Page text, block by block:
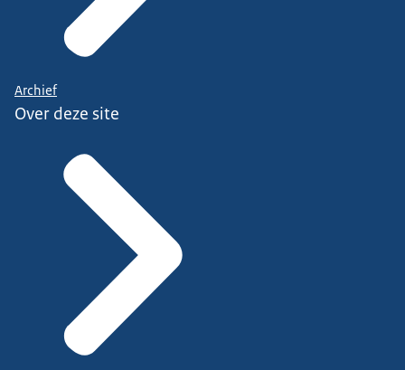
Archief
Over deze site